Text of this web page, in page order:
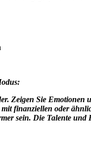
Zeigen Sie
finanziellen oder
sein. Die Talente